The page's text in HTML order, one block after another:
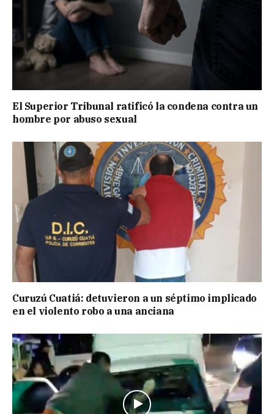
El Superior Tribunal ratificó la condena contra un
hombre por abuso sexual
Curuzú Cuatiá: detuvieron a un séptimo implicado
en el violento robo a una anciana